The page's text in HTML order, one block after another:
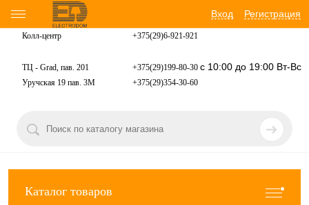
Вход Регистрация
Колл-центр +375(29)6-921-921
ТЦ - Grad, пав. 201 +375(29)199-80-30 с 10:00 до 19:00 Вт-Вс
Уручская 19 пав. 3М +375(29)354-30-60
Каталог товаров